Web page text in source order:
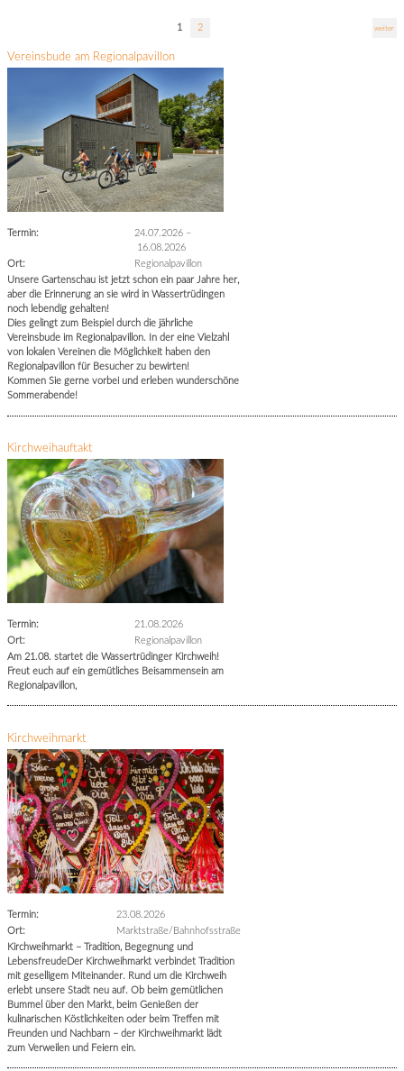
1 2 weiter
Vereinsbude am Regionalpavillon
Termin: 24.07.2026 –
16.08.2026
Ort:
Regionalpavillon
Unsere Gartenschau ist jetzt schon ein paar Jahre her,
aber die Erinnerung an sie wird in Wassertrüdingen
noch lebendig gehalten!
Dies gelingt zum Beispiel durch die jährliche
Vereinsbude im Regionalpavillon. In der eine Vielzahl
von lokalen Vereinen die Möglichkeit haben den
Regionalpavillon für Besucher zu bewirten!
Kommen Sie gerne vorbei und erleben wunderschöne
Sommerabende!
Kirchweihauftakt
Termin:
21.08.2026
Ort:
Regionalpavillon
Am 21.08. startet die Wassertrüdinger Kirchweih!
Freut euch auf ein gemütliches Beisammensein am
Regionalpavillon,
Kirchweihmarkt
Termin:
23.08.2026
Ort:
Marktstraße/Bahnhofsstraße
Kirchweihmarkt – Tradition, Begegnung und
LebensfreudeDer Kirchweihmarkt verbindet Tradition
mit geselligem Miteinander. Rund um die Kirchweih
erlebt unsere Stadt neu auf. Ob beim gemütlichen
Bummel über den Markt, beim Genießen der
kulinarischen Köstlichkeiten oder beim Treffen mit
Freunden und Nachbarn – der Kirchweihmarkt lädt
zum Verweilen und Feiern ein.